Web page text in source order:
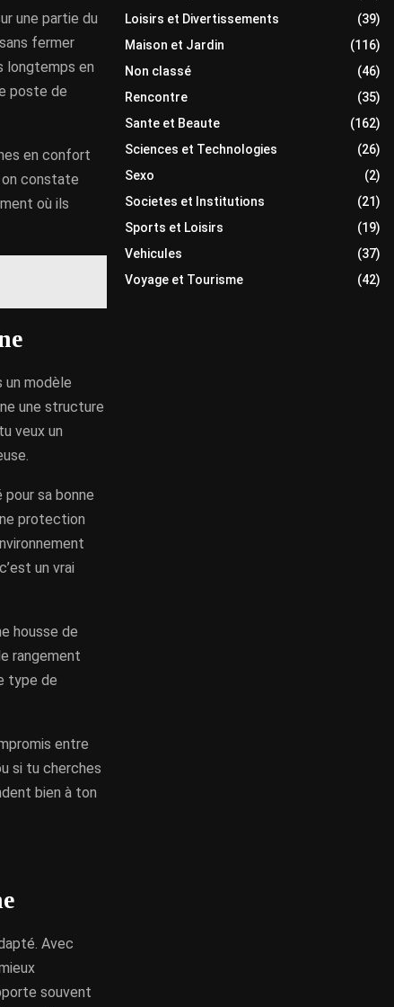
une partie du
fermer
longtemps en
poste de
en confort
constate
où ils
un modèle
une structure
veux un
sa bonne
protection
un vrai
housse de
rangement
type de
entre
si tu cherches
bien à ton
Avec
souvent
Loisirs et Divertissements
(39)
Maison et Jardin
(116)
Non classé
(46)
Rencontre
(35)
Sante et Beaute
(162)
Sciences et Technologies
(26)
Sexo
(2)
Societes et Institutions
(21)
Sports et Loisirs
(19)
Vehicules
(37)
Voyage et Tourisme
(42)